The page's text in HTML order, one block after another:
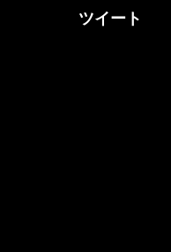
ツイート